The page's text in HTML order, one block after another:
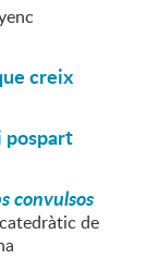
creix
pospart
convulsos
de